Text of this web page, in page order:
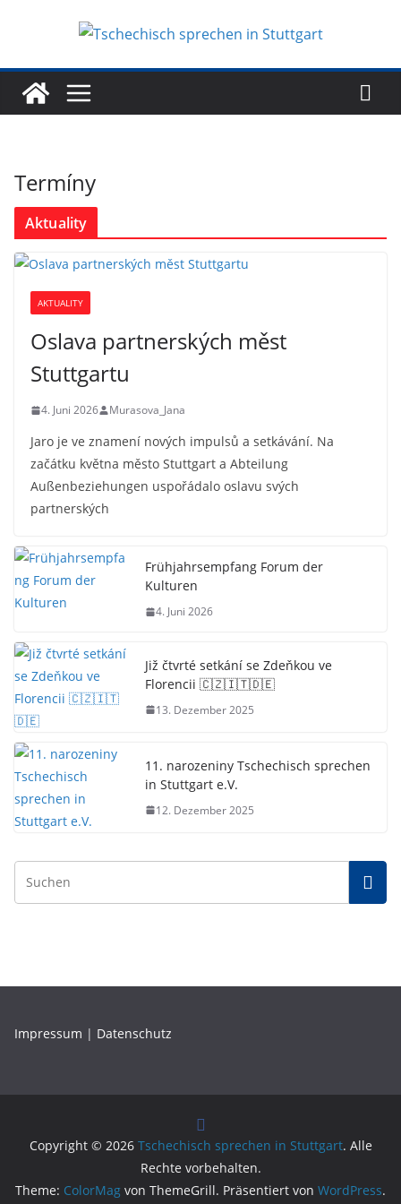
Termíny
Aktuality
AKTUALITY
Oslava partnerských měst
Stuttgartu
4. Juni 2026 Murasova_Jana
Jaro je ve znamení nových impulsů a setkávání. Na
začátku května město Stuttgart a Abteilung
Außenbeziehungen uspořádalo oslavu svých
partnerských
Frühjahrsempfang Forum der
Kulturen
4. Juni 2026
Již čtvrté setkání se Zdeňkou ve
Florencii 🇨🇿🇮🇹🇩🇪
13. Dezember 2025
11. narozeniny Tschechisch sprechen
in Stuttgart e.V.
12. Dezember 2025
Impressum | Datenschutz
Copyright © 2026 Tschechisch sprechen in Stuttgart. Alle
Rechte vorbehalten.
Theme: ColorMag von ThemeGrill. Präsentiert von WordPress.